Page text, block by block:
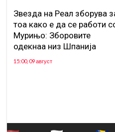
Звезда на Реал зборува
тоа како е да се работи
Мурињо: Зборовите
одекнаа низ Шпанија
15:00, 09 август